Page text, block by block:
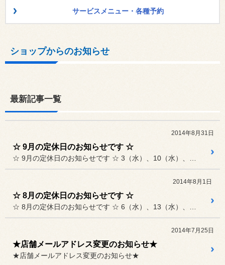
サービスメニュー・各種予約
ショップからのお知らせ
最新記事一覧
2014年8月31日
☆ 9月の定休日のお知らせです ☆
2014年8月1日
☆ 8月の定休日のお知らせです ☆
2014年7月25日
★店舗メールアドレス変更のお知らせ★
★店舗メールアドレス変更のお知らせ★